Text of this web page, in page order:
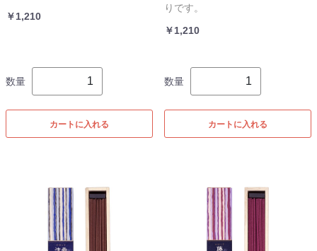
￥1,210
数量
カートに入れる
りです。
￥1,210
数量
カートに入れる